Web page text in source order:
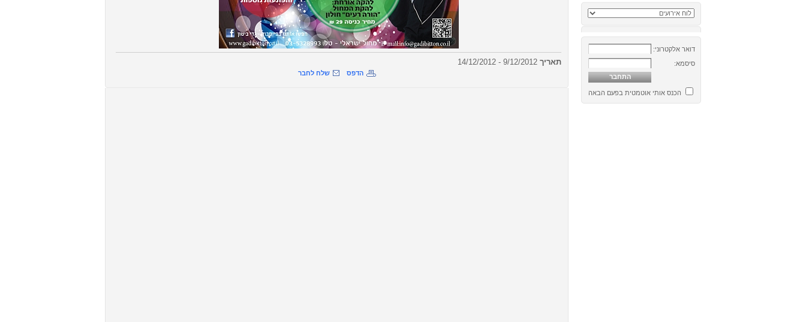
דואר אלקטרוני:
סיסמא:
הכנס אותי אוטמטית בפעם הבאה
תאריך
הדפס שלח לחבר